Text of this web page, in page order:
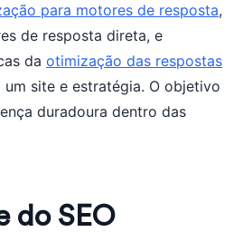
para motores de resposta,
de resposta direta, e
da otimização das respostas
site e estratégia. O objetivo
duradoura dentro das
do SEO